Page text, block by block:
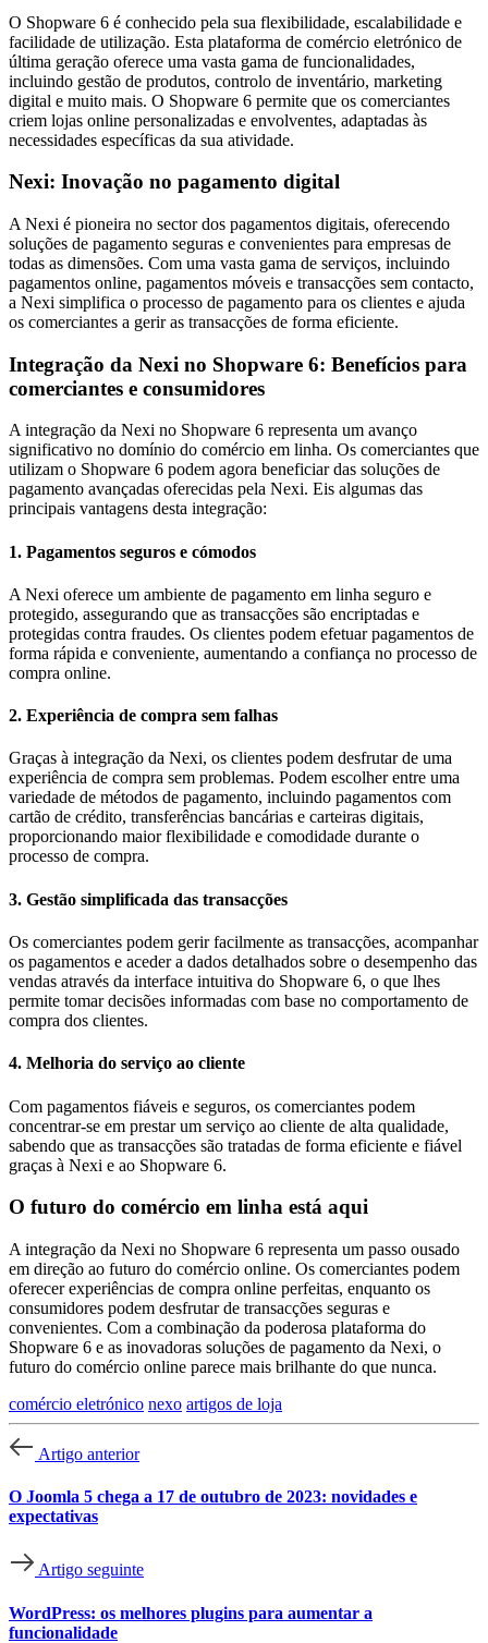
O Shopware 6 é conhecido pela sua flexibilidade, escalabilidade e
facilidade de utilização. Esta plataforma de comércio eletrónico de
última geração oferece uma vasta gama de funcionalidades,
incluindo gestão de produtos, controlo de inventário, marketing
digital e muito mais. O Shopware 6 permite que os comerciantes
criem lojas online personalizadas e envolventes, adaptadas às
necessidades específicas da sua atividade.
Nexi: Inovação no pagamento digital
A Nexi é pioneira no sector dos pagamentos digitais, oferecendo
soluções de pagamento seguras e convenientes para empresas de
todas as dimensões. Com uma vasta gama de serviços, incluindo
pagamentos online, pagamentos móveis e transacções sem contacto,
a Nexi simplifica o processo de pagamento para os clientes e ajuda
os comerciantes a gerir as transacções de forma eficiente.
Integração da Nexi no Shopware 6: Benefícios para
comerciantes e consumidores
A integração da Nexi no Shopware 6 representa um avanço
significativo no domínio do comércio em linha. Os comerciantes que
utilizam o Shopware 6 podem agora beneficiar das soluções de
pagamento avançadas oferecidas pela Nexi. Eis algumas das
principais vantagens desta integração:
1. Pagamentos seguros e cómodos
A Nexi oferece um ambiente de pagamento em linha seguro e
protegido, assegurando que as transacções são encriptadas e
protegidas contra fraudes. Os clientes podem efetuar pagamentos de
forma rápida e conveniente, aumentando a confiança no processo de
compra online.
2. Experiência de compra sem falhas
Graças à integração da Nexi, os clientes podem desfrutar de uma
experiência de compra sem problemas. Podem escolher entre uma
variedade de métodos de pagamento, incluindo pagamentos com
cartão de crédito, transferências bancárias e carteiras digitais,
proporcionando maior flexibilidade e comodidade durante o
processo de compra.
3. Gestão simplificada das transacções
Os comerciantes podem gerir facilmente as transacções, acompanhar
os pagamentos e aceder a dados detalhados sobre o desempenho das
vendas através da interface intuitiva do Shopware 6, o que lhes
permite tomar decisões informadas com base no comportamento de
compra dos clientes.
4. Melhoria do serviço ao cliente
Com pagamentos fiáveis e seguros, os comerciantes podem
concentrar-se em prestar um serviço ao cliente de alta qualidade,
sabendo que as transacções são tratadas de forma eficiente e fiável
graças à Nexi e ao Shopware 6.
O futuro do comércio em linha está aqui
A integração da Nexi no Shopware 6 representa um passo ousado
em direção ao futuro do comércio online. Os comerciantes podem
oferecer experiências de compra online perfeitas, enquanto os
consumidores podem desfrutar de transacções seguras e
convenientes. Com a combinação da poderosa plataforma do
Shopware 6 e as inovadoras soluções de pagamento da Nexi, o
futuro do comércio online parece mais brilhante do que nunca.
comércio eletrónico nexo artigos de loja
Artigo anterior
O Joomla 5 chega a 17 de outubro de 2023: novidades e
expectativas
Artigo seguinte
WordPress: os melhores plugins para aumentar a
funcionalidade